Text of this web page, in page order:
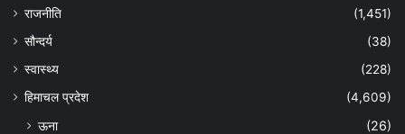
राजनीति
(1,451)
सौन्दर्य
(38)
स्वास्थ्य
(228)
हिमाचल प्रदेश
(4,609)
ऊना
(26)